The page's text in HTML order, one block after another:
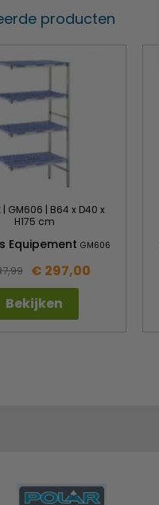
producten
| GM606 | B64 x D40 x
H175 cm
Equipement GM606
€ 297,00
Bekijken